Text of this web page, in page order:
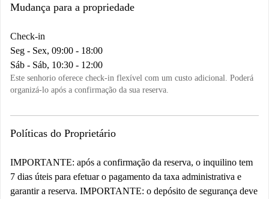
Mudança para a propriedade
Check-in
Seg - Sex, 09:00 - 18:00
Sáb - Sáb, 10:30 - 12:00
Este senhorio oferece check-in flexível com um custo adicional. Poderá
organizá-lo após a confirmação da sua reserva.
Políticas do Proprietário
IMPORTANTE: após a confirmação da reserva, o inquilino tem
7 dias úteis para efetuar o pagamento da taxa administrativa e
garantir a reserva. IMPORTANTE: o depósito de segurança deve